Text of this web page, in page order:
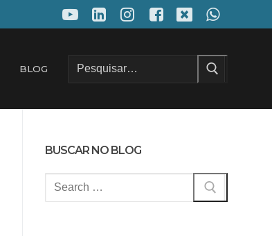
BLOG
Pesquisar
por:
BUSCAR NO BLOG
Pesquisar
por: